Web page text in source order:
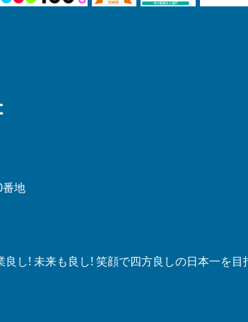
地
し! 未来も良し! 笑顔で四方良しの日本一を目